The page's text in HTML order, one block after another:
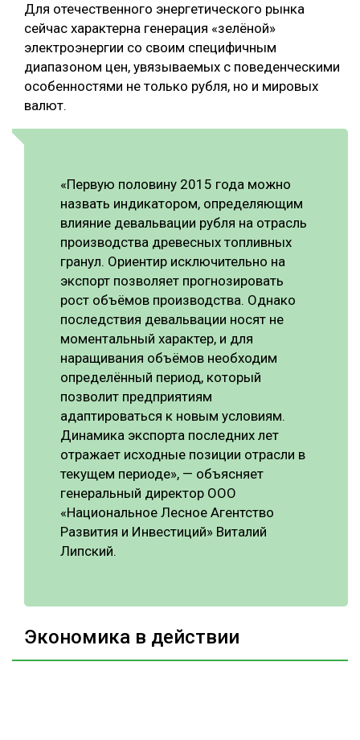
Для отечественного энергетического рынка
сейчас характерна генерация «зелёной»
электроэнергии со своим специфичным
диапазоном цен, увязываемых с поведенческими
особенностями не только рубля, но и мировых
валют.
«Первую половину 2015 года можно
назвать индикатором, определяющим
влияние девальвации рубля на отрасль
производства древесных топливных
гранул. Ориентир исключительно на
экспорт позволяет прогнозировать
рост объёмов производства. Однако
последствия девальвации носят не
моментальный характер, и для
наращивания объёмов необходим
определённый период, который
позволит предприятиям
адаптироваться к новым условиям.
Динамика экспорта последних лет
отражает исходные позиции отрасли в
текущем периоде», — объясняет
генеральный директор ООО
«Национальное Лесное Агентство
Развития и Инвестиций» Виталий
Липский.
Экономика в действии